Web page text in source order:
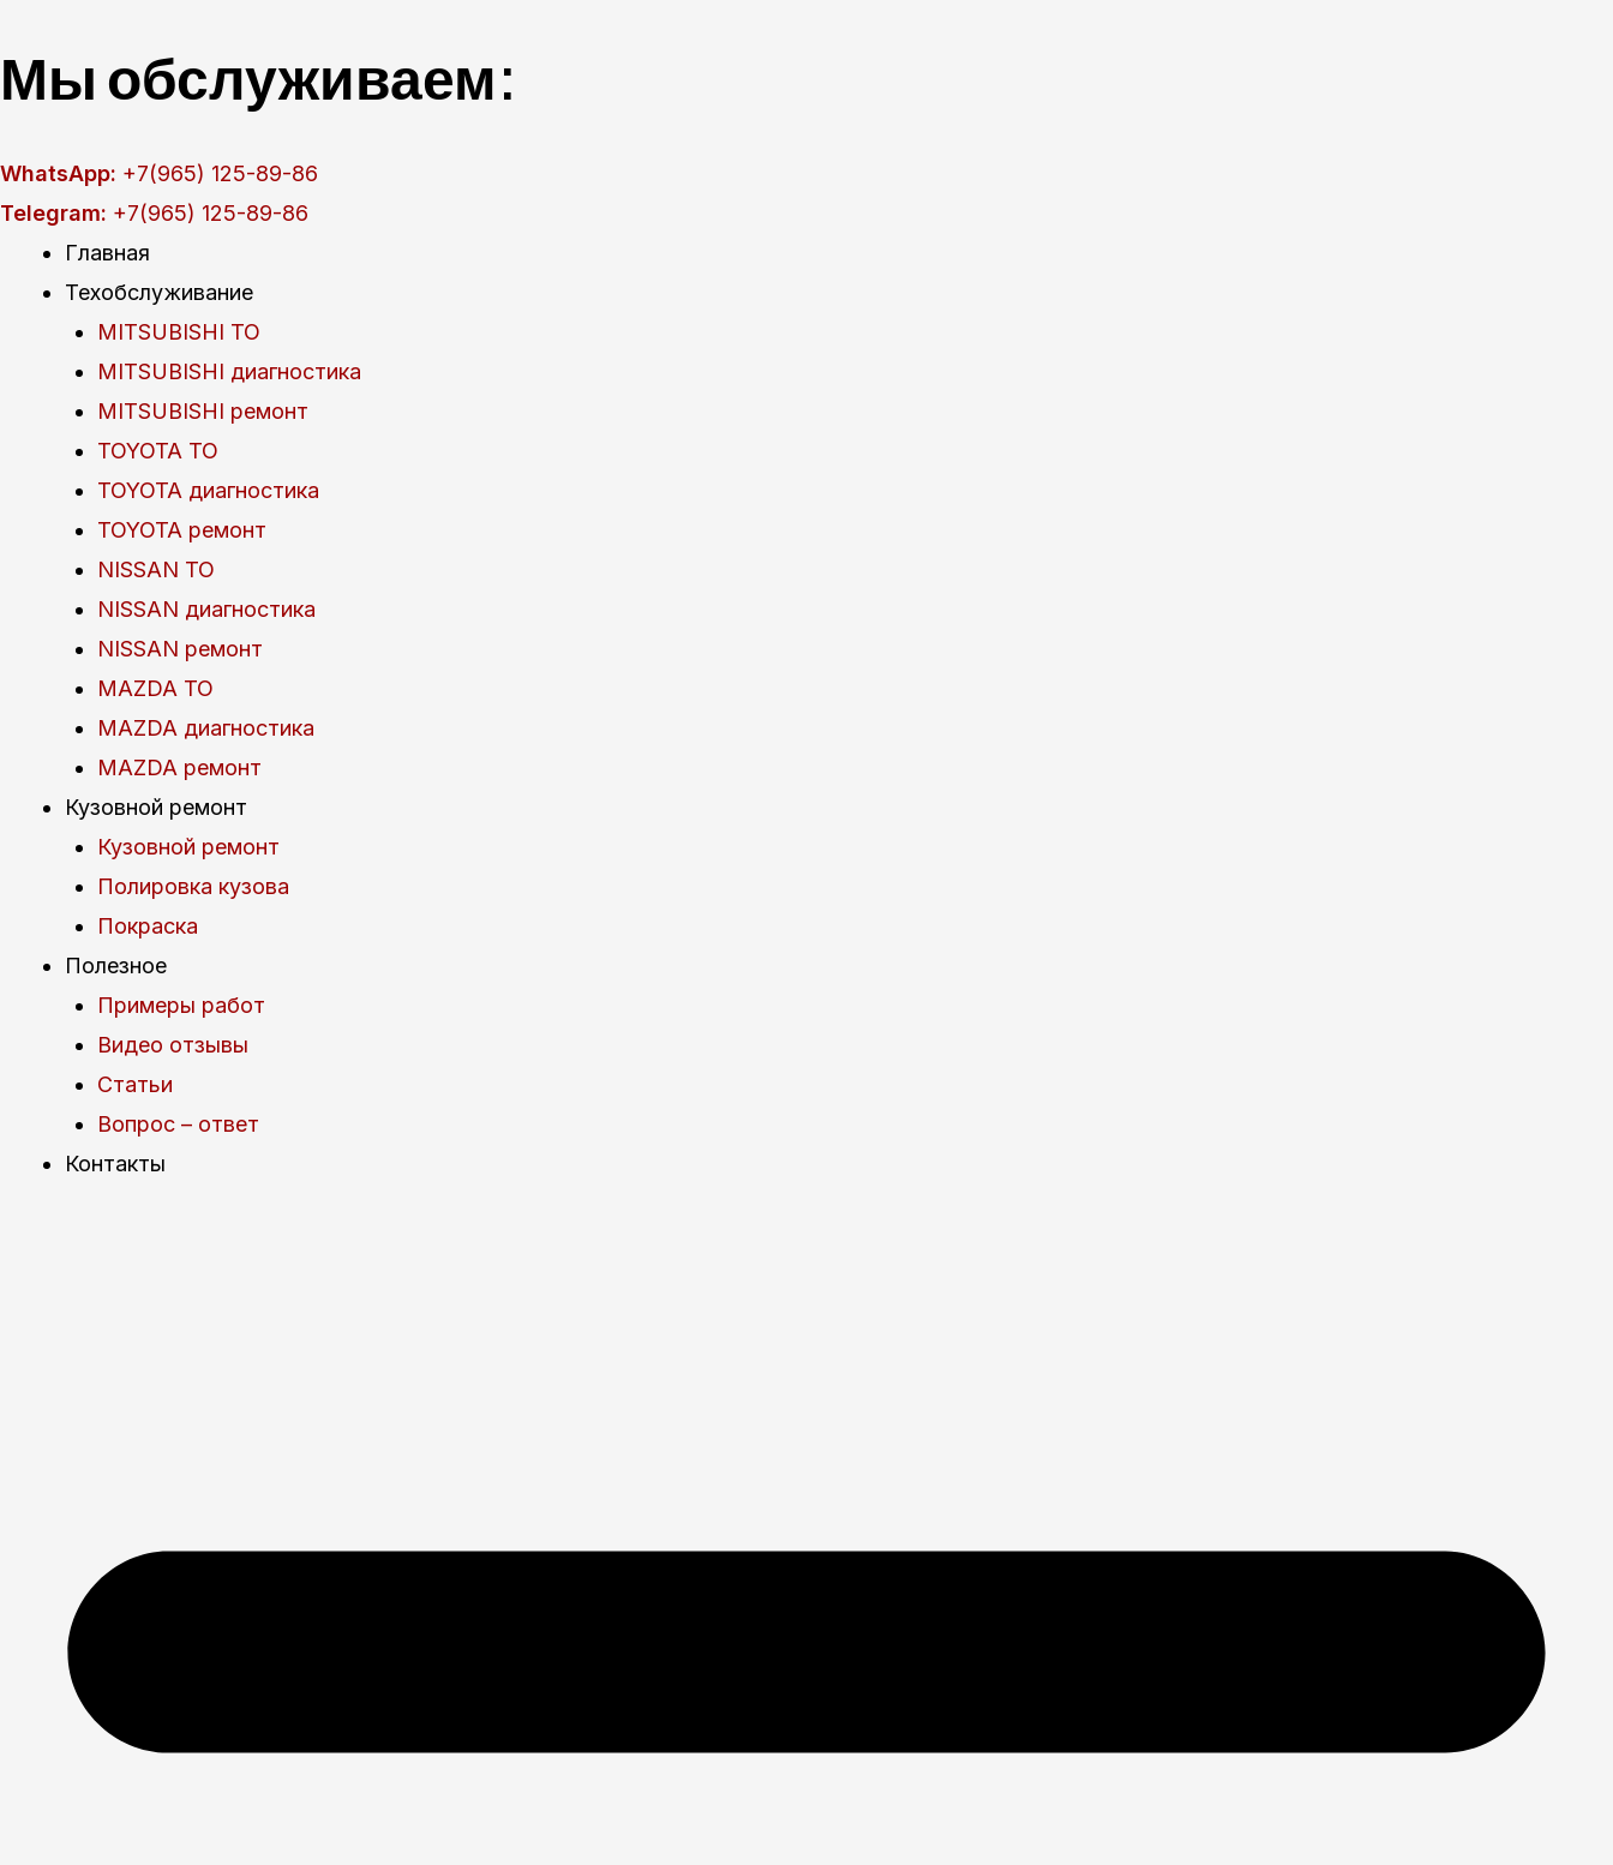
к
содержимому
Мы обслуживаем:
WhatsApp: +7(965) 125-89-86
Telegram: +7(965) 125-89-86
Главная
Техобслуживание
MITSUBISHI ТО
MITSUBISHI диагностика
MITSUBISHI ремонт
TOYOTA ТО
TOYOTA диагностика
TOYOTA ремонт
NISSAN ТО
NISSAN диагностика
NISSAN ремонт
MAZDA ТО
MAZDA диагностика
MAZDA ремонт
Кузовной ремонт
Кузовной ремонт
Полировка кузова
Покраска
Полезное
Примеры работ
Видео отзывы
Статьи
Вопрос – ответ
Контакты